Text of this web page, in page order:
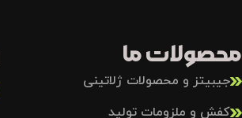
محصولات ما
جیبیتز و محصولات ژلاتینی
کفش و ملزومات تولید